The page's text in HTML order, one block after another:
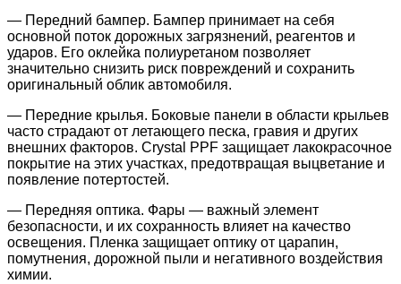
— Передний бампер. Бампер принимает на себя
основной поток дорожных загрязнений, реагентов и
ударов. Его оклейка полиуретаном позволяет
значительно снизить риск повреждений и сохранить
оригинальный облик автомобиля.
— Передние крылья. Боковые панели в области крыльев
часто страдают от летающего песка, гравия и других
внешних факторов. Crystal PPF защищает лакокрасочное
покрытие на этих участках, предотвращая выцветание и
появление потертостей.
— Передняя оптика. Фары — важный элемент
безопасности, и их сохранность влияет на качество
освещения. Пленка защищает оптику от царапин,
помутнения, дорожной пыли и негативного воздействия
химии.